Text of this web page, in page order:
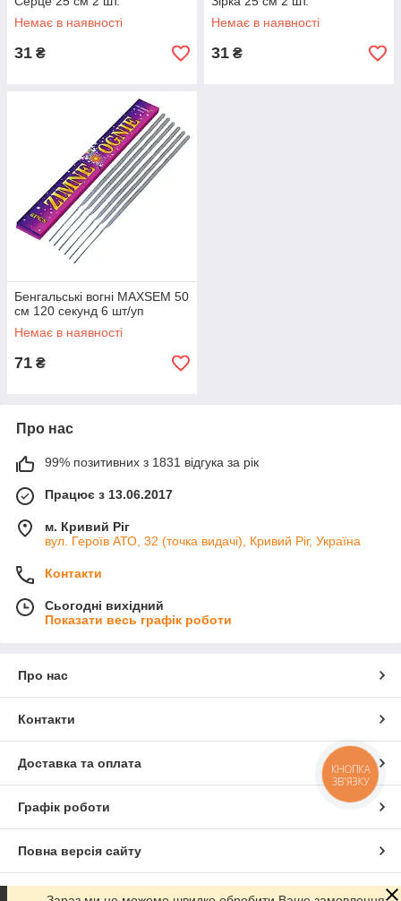
Немає в наявності
31 ₴
Немає в наявності
31 ₴
Бенгальські вогні MAXSEM 50
см 120 секунд 6 шт/уп
Немає в наявності
71 ₴
Про нас
99% позитивних з 1831 відгука за рік
Працює з 13.06.2017
м. Кривий Ріг
вул. Героїв АТО, 32 (точка видачі), Кривий Ріг, Україна
Контакти
Сьогодні вихідний
Показати весь графік роботи
Про нас
Контакти
Доставка та оплата
Графік роботи
Повна версія сайту
Сайт створено на маркетплейсі Prom.ua
КНОПКА
ЗВ'ЯЗКУ